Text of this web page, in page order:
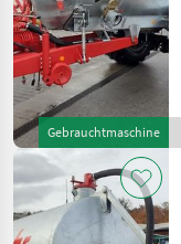
Gebrauchtmaschine